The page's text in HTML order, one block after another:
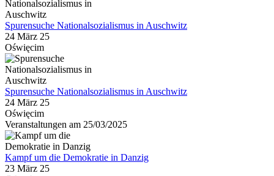
Spurensuche Nationalsozialismus in Auschwitz
24 März 25
Oświęcim
Spurensuche Nationalsozialismus in Auschwitz
24 März 25
Oświęcim
Veranstaltungen am 25/03/2025
Kampf um die Demokratie in Danzig
23 März 25